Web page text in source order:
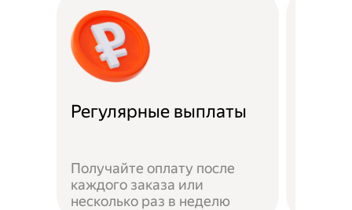
Регулярные выплаты
Получайте оплату после
каждого заказа или
несколько раз в неделю